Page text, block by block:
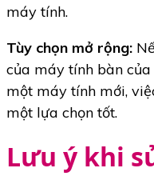
máy tính.
Tùy chọn mở rộng:
của máy tính bàn
một máy tính mới,
một lựa chọn tốt.
Lưu ý khi